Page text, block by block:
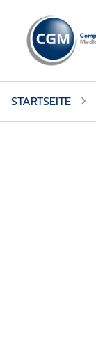
STARTSEITE